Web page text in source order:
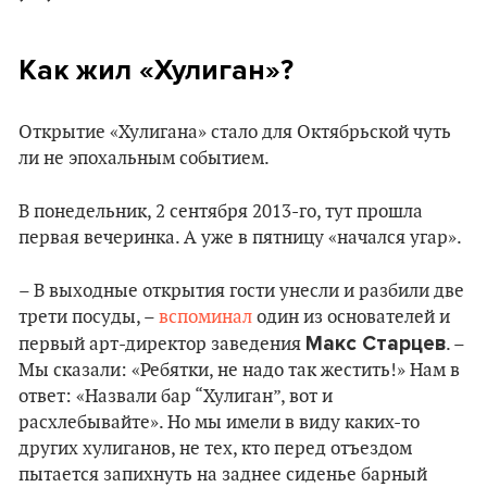
Как жил «‎Хулиган»?
Открытие «Хулигана» стало для Октябрьской чуть
ли не эпохальным событием.
В понедельник, 2 сентября 2013-го, тут прошла
первая вечеринка. А уже в пятницу «начался угар».
– В выходные открытия гости унесли и разбили две
трети посуды, – вспоминал один из основателей и
первый арт-директор заведения Макс Старцев. –
Мы сказали: «Ребятки, не надо так жестить!» Нам в
ответ: «Назвали бар “Хулиган”, вот и
расхлебывайте». Но мы имели в виду каких-то
других хулиганов, не тех, кто перед отъездом
пытается запихнуть на заднее сиденье барный